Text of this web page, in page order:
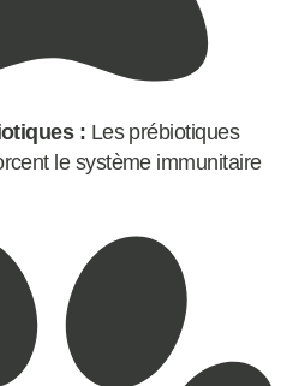
: Les prébiotiques
le système immunitaire